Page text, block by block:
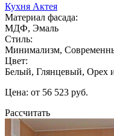
Кухня Актея
Материал фасада:
МДФ, Эмаль
Стиль:
Минимализм,
Цвет:
Белый, Глянцевый, Орех
Цена: от 56 523 руб.
Рассчитать